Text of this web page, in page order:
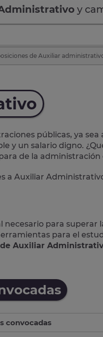
y
de Auxiliar
públicas, ya sea
y un salario digno.
de la administración
a Auxiliar
necesario para superar
para el
Auxiliar
convocadas